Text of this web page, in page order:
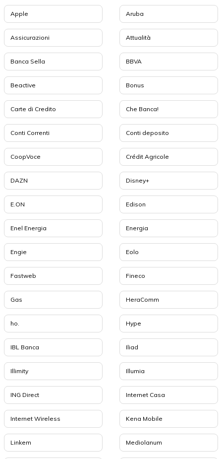
Apple Aruba
Assicurazioni Attualità
Banca Sella BBVA
Beactive Bonus
Carte di Credito Che Banca!
Conti Correnti Conti deposito
CoopVoce Crédit Agricole
DAZN Disney+
E.ON Edison
Enel Energia Energia
Engie Eolo
Fastweb Fineco
Gas HeraComm
ho. Hype
IBL Banca Iliad
Illimity Illumia
ING Direct Internet Casa
Internet Wireless Kena Mobile
Linkem Mediolanum